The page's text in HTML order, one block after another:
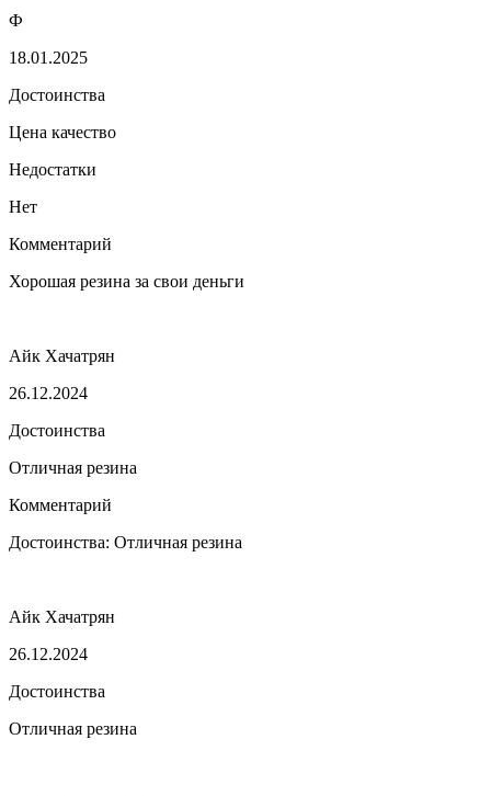
Ф
18.01.2025
Достоинства
Цена качество
Недостатки
Нет
Комментарий
Хорошая резина за свои деньги
Айк Хачатрян
26.12.2024
Достоинства
Отличная резина
Комментарий
Достоинства: Отличная резина
Айк Хачатрян
26.12.2024
Достоинства
Отличная резина